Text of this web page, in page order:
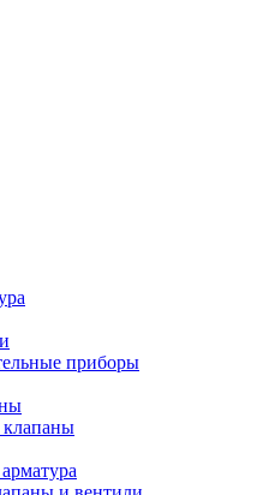
приборы
клапаны